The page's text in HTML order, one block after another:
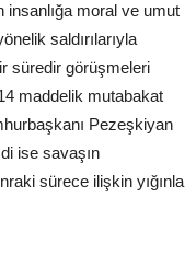
insanlığa moral ve umut
saldırılarıyla
süredir görüşmeleri
maddelik mutabakat
Pezeşkiyan
ise savaşın
sürece ilişkin yığınla